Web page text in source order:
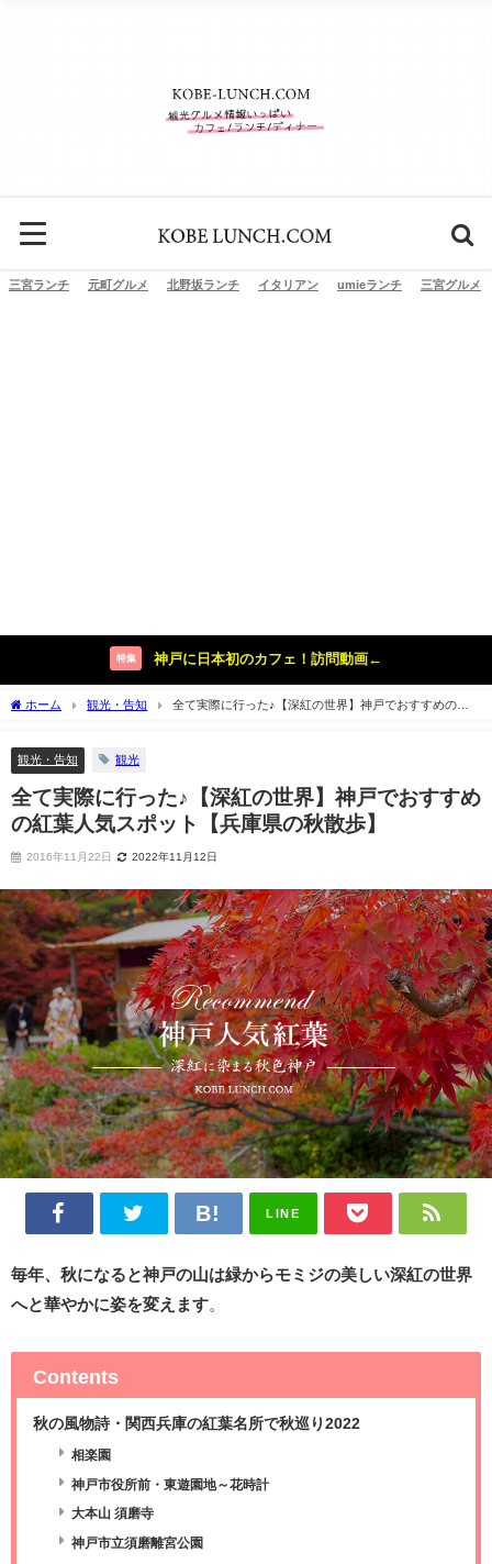
三宮ランチ 元町グルメ 北野坂ランチ イタリアン umieランチ 三宮グルメ
特集 神戸に日本初のカフェ！訪問動画←
ホーム 観光・告知
全て実際に行った♪【深紅の世界】神戸でおすすめの紅
観光・告知 観光
全て実際に行った♪【深紅の世界】神戸でおすすめ
の紅葉人気スポット【兵庫県の秋散歩】
2016年11月22日 2022年11月12日
LINE
毎年、秋になると神戸の山は緑からモミジの美しい深紅の世界
へと華やかに姿を変えます。
Contents
秋の風物詩・関西兵庫の紅葉名所で秋巡り2022
相楽園
神戸市役所前・東遊園地～花時計
大本山 須磨寺
神戸市立須磨離宮公園